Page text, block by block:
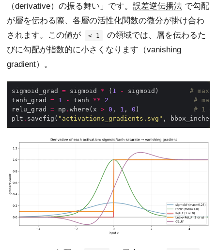
（derivative）の振る舞い」です。 誤差逆伝播法 で勾配
が層を伝わる際、各層の活性化関数の微分が掛け合わ
されます。この値が
< 1
の領域では、層を伝わるた
びに勾配が指数的に小さくなります（vanishing
gradient）。
sigmoid_grad = sigmoid * ( 1 - sigmoid) # max
tanh_grad = 1 - tanh ** 2
#
relu_grad = np . where(x > 0 , 1 , 0 ) # 1
plt . savefig( "activations_gradients.svg" , bbox_inches